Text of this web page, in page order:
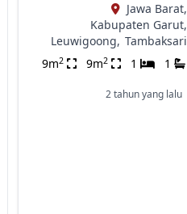
Jawa Barat,
Kabupaten Garut,
Leuwigoong, Tambaksari
9m2 9m2 1 1
2 tahun yang lalu